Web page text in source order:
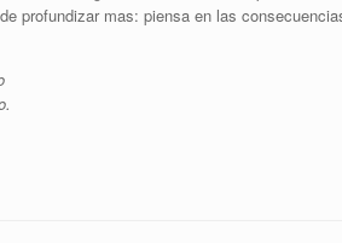
profundizar mas: piensa en las